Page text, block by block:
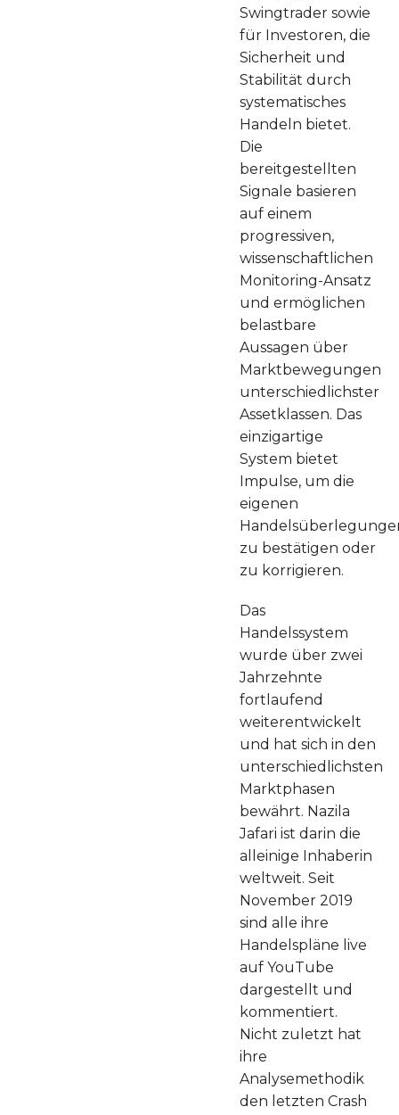
Swingtrader sowie
für Investoren, die
Sicherheit und
Stabilität durch
systematisches
Handeln bietet.
Die
bereitgestellten
Signale basieren
auf einem
progressiven,
wissenschaftlichen
Monitoring-Ansatz
und ermöglichen
belastbare
Aussagen über
Marktbewegungen
unterschiedlichster
Assetklassen. Das
einzigartige
System bietet
Impulse, um die
eigenen
zu bestätigen oder
zu korrigieren.
Das
Handelssystem
wurde über zwei
Jahrzehnte
fortlaufend
weiterentwickelt
und hat sich in den
unterschiedlichsten
Marktphasen
bewährt. Nazila
Jafari ist darin die
alleinige Inhaberin
weltweit. Seit
November 2019
sind alle ihre
Handelspläne live
auf YouTube
dargestellt und
kommentiert.
Nicht zuletzt hat
ihre
Analysemethodik
den letzten Crash